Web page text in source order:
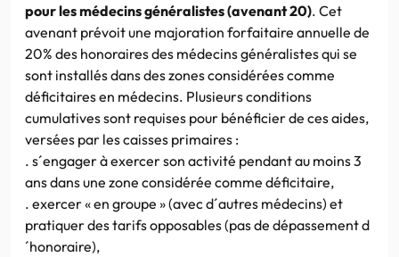
pour les médecins généralistes (avenant 20). Cet
avenant prévoit une majoration forfaitaire annuelle de
20% des honoraires des médecins généralistes qui se
sont installés dans des zones considérées comme
déficitaires en médecins. Plusieurs conditions
cumulatives sont requises pour bénéficier de ces aides,
versées par les caisses primaires :
. s´engager à exercer son activité pendant au moins 3
ans dans une zone considérée comme déficitaire,
. exercer « en groupe » (avec d´autres médecins) et
pratiquer des tarifs opposables (pas de dépassement d
´honoraire),